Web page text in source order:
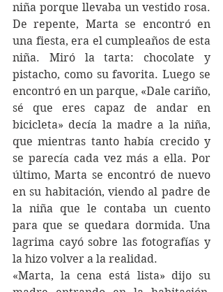
niña porque llevaba un vestido rosa.
De repente, Marta se encontró en
una fiesta, era el cumpleaños de esta
niña. Miró la tarta: chocolate y
pistacho, como su favorita. Luego se
encontró en un parque, «Dale cariño,
sé que eres capaz de andar en
bicicleta» decía la madre a la niña,
que mientras tanto había crecido y
se parecía cada vez más a ella. Por
último, Marta se encontró de nuevo
en su habitación, viendo al padre de
la niña que le contaba un cuento
para que se quedara dormida. Una
lagrima cayó sobre las fotografías y
la hizo volver a la realidad.
«Marta, la cena está lista» dijo su